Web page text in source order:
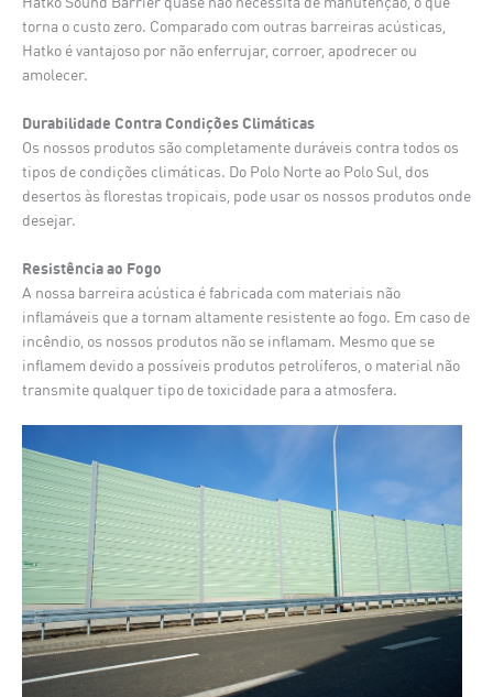
torna o custo zero. Comparado com outras barreiras acústicas,
Hatko é vantajoso por não enferrujar, corroer, apodrecer ou
amolecer.
Durabilidade Contra Condições Climáticas
Os nossos produtos são completamente duráveis contra todos os
tipos de condições climáticas. Do Polo Norte ao Polo Sul, dos
desertos às florestas tropicais, pode usar os nossos produtos onde
desejar.
Resistência ao Fogo
A nossa barreira acústica é fabricada com materiais não
inflamáveis que a tornam altamente resistente ao fogo. Em caso de
incêndio, os nossos produtos não se inflamam. Mesmo que se
inflamem devido a possíveis produtos petrolíferos, o material não
transmite qualquer tipo de toxicidade para a atmosfera.